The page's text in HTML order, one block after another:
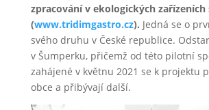
zpracování v ekologických
(www.tridimgastro.cz). Jedná se o
svého druhu v České republice.
v Šumperku, přičemž od této pilotní
zahájené v květnu 2021 se k projektu
obce a přibývají další.